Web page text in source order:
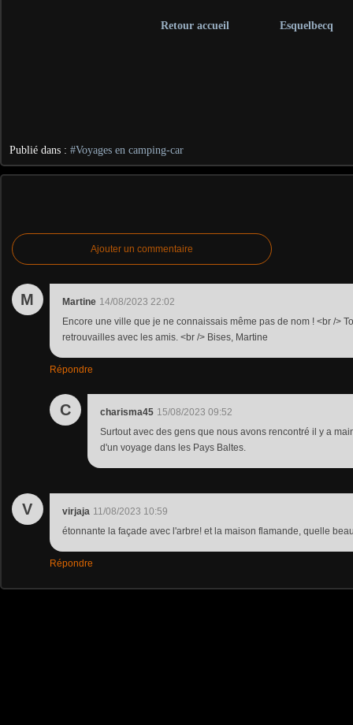
Retour accueil Esquelbecq
Publié dans : #Voyages en camping-car
Ajouter un commentaire
M Martine 14/08/2023 22:02
Encore une ville que je ne connaissais même pas de nom ! <br />
retrouvailles avec les amis. <br /> Bises, Martine
Répondre
C charisma45 15/08/2023 09:52
Surtout avec des gens que nous avons rencontré il y a
d'un voyage dans les Pays Baltes.
V virjaja 11/08/2023 10:59
étonnante la façade avec l'arbre! et la maison flamande, quelle
Répondre